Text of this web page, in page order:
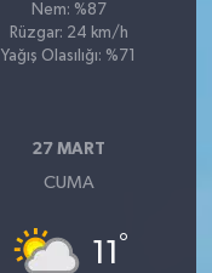
Nem: %87
Rüzgar: 24 km/h
Yağış Olasılığı: %71
27 MART
CUMA
11 °